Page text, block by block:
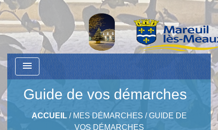
menu
Guide de vos démarches
ACCUEIL/ MES DÉMARCHES /GUIDE DE
VOS DÉMARCHES